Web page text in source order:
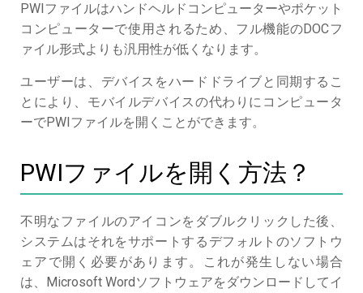
PWIファイルはハンドヘルドコンピューターやポケット
コンピューターで使用されるため、フル機能のDOCフ
ァイル形式よりも汎用性が低くなります。
ユーザーは、デバイスをハードドライブと同期するこ
とにより、モバイルデバイスの代わりにコンピュータ
ーでPWIファイルを開くことができます。
PWIファイルを開く方法？
不明なファイルのアイコンをダブルクリックした後、
システムはそれをサポートするデフォルトのソフトウ
ェアで開く必要があります。これが発生しない場合
は、Microsoft Wordソフトウェアをダウンロードしてイ